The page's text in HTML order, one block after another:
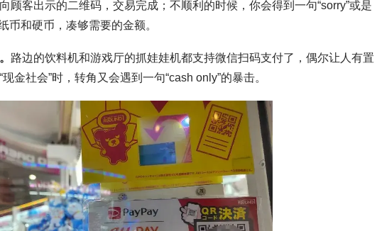
顾客出示的二维码，交易完成；不顺利的时候，你会得到一句“sorry”或是
币和硬币，凑够需要的金额。
路边的饮料机和游戏厅的抓娃娃机都支持微信扫码支付了，偶尔让人有置
金社会”时，转角又会遇到一句“cash only”的暴击。